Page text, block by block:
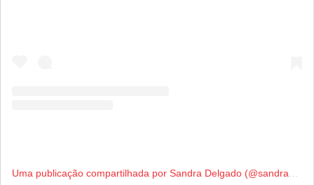
Uma publicação compartilhada por Sandra Delgado (@sandradelgado1976)